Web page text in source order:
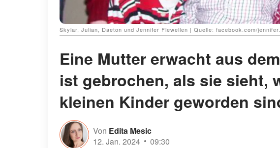
Skylar, Julian, Daeton und Jennifer Flewellen | Quelle: facebook.com/
Eine Mutter erwacht aus
ist gebrochen, als sie sieht,
kleinen Kinder geworden
Von Edita Mesic
12. Jan. 2024
09:30